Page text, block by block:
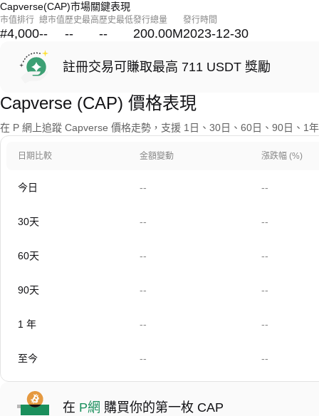
Capverse(CAP)市場關鍵表現
市值排行
#4,000
總市值
--
歷史最高
--
歷史最低
--
發行總量
200.00M
發行時間
2023-12-30
註冊交易可賺取最高 711 USDT 獎勵
Capverse (CAP) 價格表現
在 P 網上追蹤 Capverse 價格走勢，支援 1日、30日、60日、90日、1
日期比較 金額變動 漲跌幅 (%)
今日 -- --
30天 -- --
60天 -- --
90天 -- --
1 年 -- --
至今 -- --
在 P網 購買你的第一枚 CAP